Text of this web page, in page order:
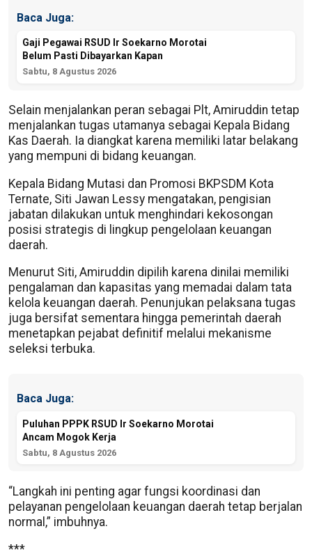
Baca Juga:
Gaji Pegawai RSUD Ir Soekarno Morotai
Belum Pasti Dibayarkan Kapan
Sabtu, 8 Agustus 2026
Selain menjalankan peran sebagai Plt, Amiruddin tetap
menjalankan tugas utamanya sebagai Kepala Bidang
Kas Daerah. Ia diangkat karena memiliki latar belakang
yang mempuni di bidang keuangan.
Kepala Bidang Mutasi dan Promosi BKPSDM Kota
Ternate, Siti Jawan Lessy mengatakan, pengisian
jabatan dilakukan untuk menghindari kekosongan
posisi strategis di lingkup pengelolaan keuangan
daerah.
Menurut Siti, Amiruddin dipilih karena dinilai memiliki
pengalaman dan kapasitas yang memadai dalam tata
kelola keuangan daerah. Penunjukan pelaksana tugas
juga bersifat sementara hingga pemerintah daerah
menetapkan pejabat definitif melalui mekanisme
seleksi terbuka.
Baca Juga:
Puluhan PPPK RSUD Ir Soekarno Morotai
Ancam Mogok Kerja
Sabtu, 8 Agustus 2026
“Langkah ini penting agar fungsi koordinasi dan
pelayanan pengelolaan keuangan daerah tetap berjalan
normal,” imbuhnya.
***